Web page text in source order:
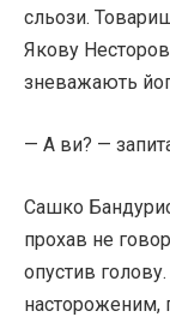
сльози.
Якову
зневажають
— А ви? —
Сашко
прохав не
опустив
настороженим,